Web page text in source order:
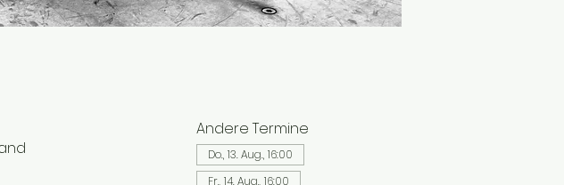
Andere Termine
Do., 13. Aug., 16:00
Fr., 14. Aug., 16:00